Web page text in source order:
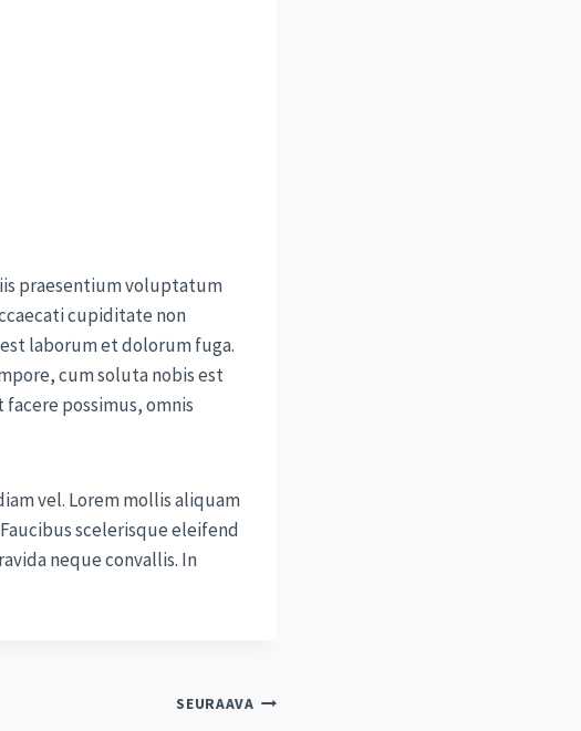
praesentium voluptatum
cupiditate non
laborum et dolorum fuga.
cum soluta nobis est
possimus, omnis
vel. Lorem mollis aliquam
scelerisque eleifend
neque convallis. In
SEURAAVA